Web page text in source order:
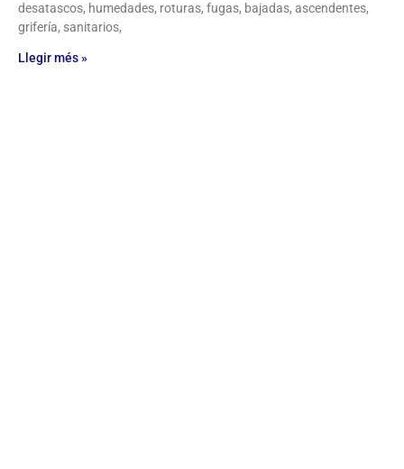
desatascos, humedades, roturas, fugas, bajadas, ascendentes,
grifería, sanitarios,
Llegir més »